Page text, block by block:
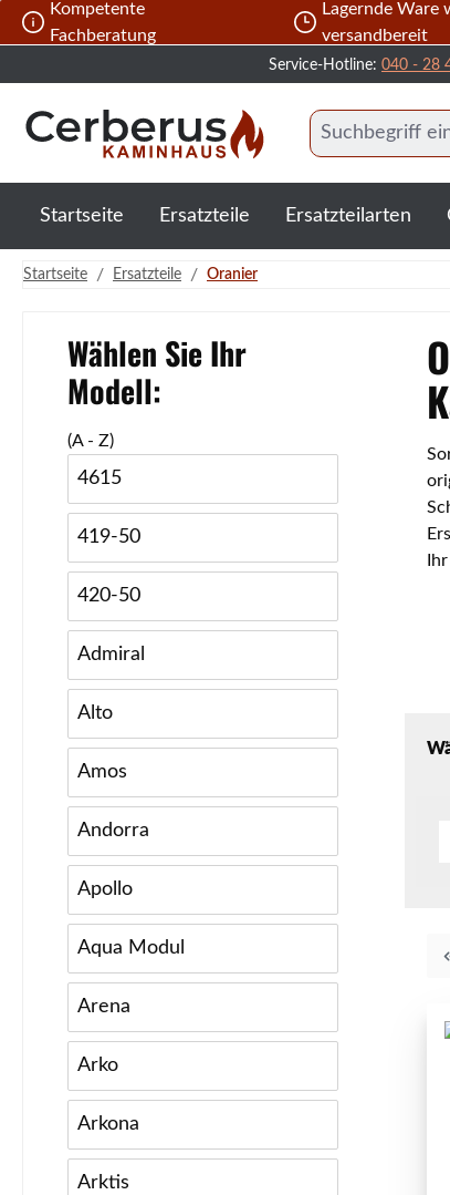
Hauptinhalt springen
Zur Suche springen
Zur Hauptnavigation springen
Kompetente
Fachberatung
Lagernde Ware
versandbereit
Service-Hotline: 040 - 28
Startseite Ersatzteile Ersatzteilarten
Startseite / Ersatzteile / Oranier
Wählen Sie Ihr
Modell:
(A - Z)
4615
419-50
420-50
Admiral
Alto
Amos
Andorra
Apollo
Aqua Modul
Arena
Arko
Arkona
Arktis